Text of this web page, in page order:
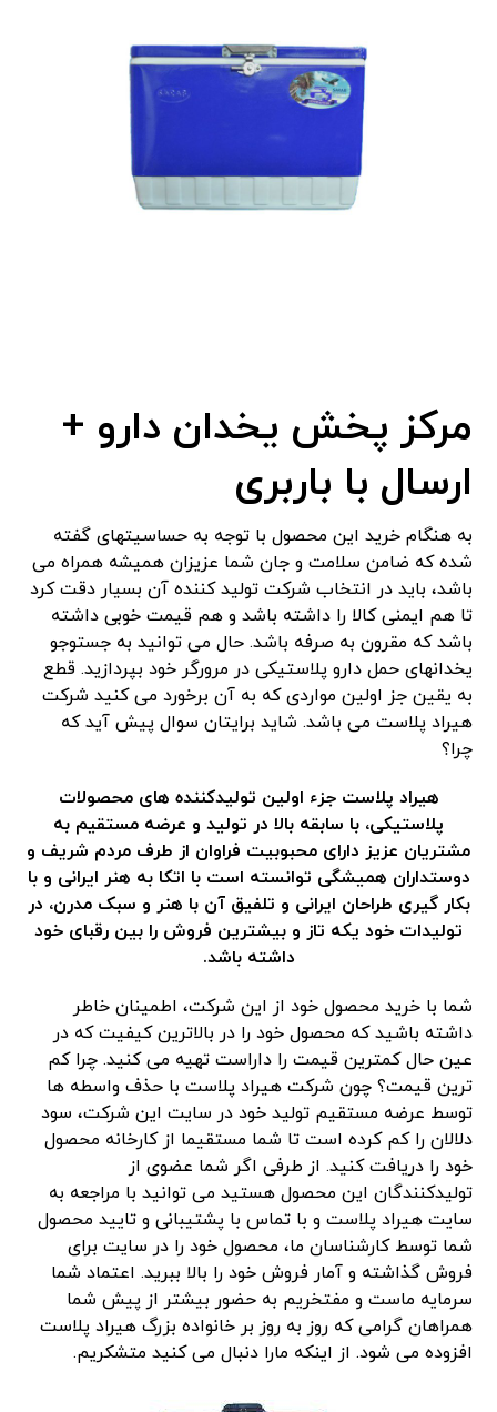
مرکز پخش یخدان دارو +
ارسال با باربری
به هنگام خرید این محصول با توجه به حساسیتهای گفته
شده که ضامن سلامت و جان شما عزیزان همیشه همراه می
باشد، باید در انتخاب شرکت تولید کننده آن بسیار دقت کرد
تا هم ایمنی کالا را داشته باشد و هم قیمت خوبی داشته
باشد که مقرون به صرفه باشد. حال می توانید به جستوجو
یخدانهای حمل دارو پلاستیکی در مرورگر خود بپردازید. قطع
به یقین جز اولین مواردی که به آن برخورد می کنید شرکت
هیراد پلاست می باشد. شاید برایتان سوال پیش آید که
چرا؟
هیراد پلاست جزء اولین تولیدکننده های محصولات
پلاستیکی، با سابقه بالا در تولید و عرضه مستقیم به
مشتریان عزیز دارای محبوبیت فراوان از طرف مردم شریف و
دوستداران همیشگی توانسته است با اتکا به هنر ایرانی و با
بکار گیری طراحان ایرانی و تلفیق آن با هنر و سبک مدرن، در
تولیدات خود یکه تاز و بیشترین فروش را بین رقبای خود
داشته باشد.
شما با خرید محصول خود از این شرکت، اطمینان خاطر
داشته باشید که محصول خود را در بالاترین کیفیت که در
عین حال کمترین قیمت را داراست تهیه می کنید. چرا کم
ترین قیمت؟ چون شرکت هیراد پلاست با حذف واسطه ها
توسط عرضه مستقیم تولید خود در سایت این شرکت، سود
دلالان را کم کرده است تا شما مستقیما از کارخانه محصول
خود را دریافت کنید. از طرفی اگر شما عضوی از
تولیدکنندگان این محصول هستید می توانید با مراجعه به
سایت هیراد پلاست و با تماس با پشتیبانی و تایید محصول
شما توسط کارشناسان ما، محصول خود را در سایت برای
فروش گذاشته و آمار فروش خود را بالا ببرید. اعتماد شما
سرمایه ماست و مفتخریم به حضور بیشتر از پیش شما
همراهان گرامی که روز به روز بر خانواده بزرگ هیراد پلاست
افزوده می شود. از اینکه مارا دنبال می کنید متشکریم.